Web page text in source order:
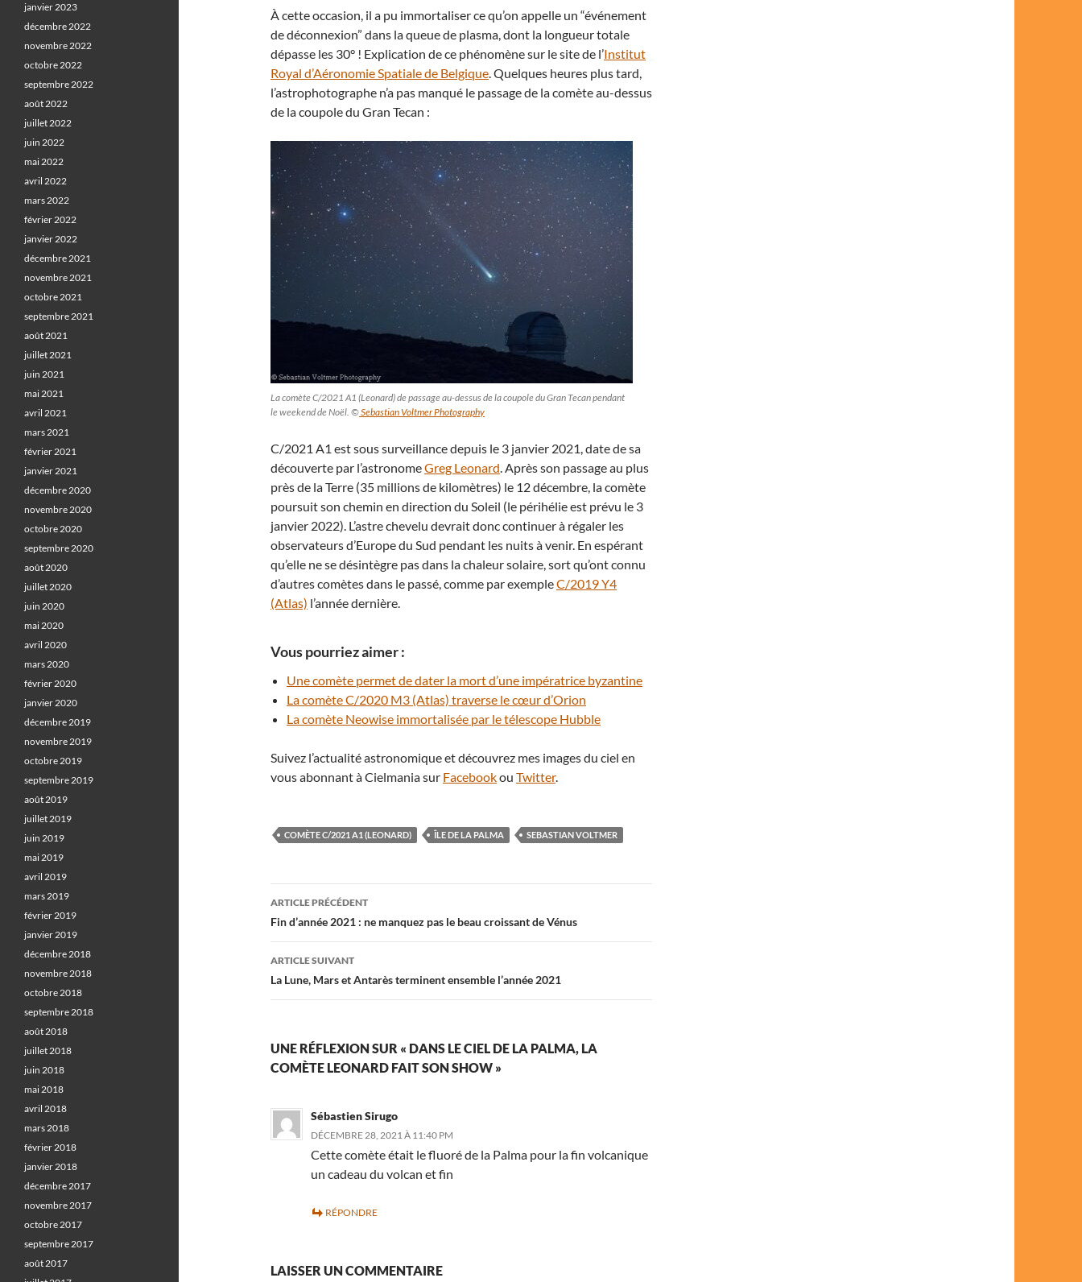
À cette occasion, il a pu immortaliser ce qu’on appelle un “événement
de déconnexion” dans la queue de plasma, dont la longueur totale
dépasse les 30° ! Explication de ce phénomène sur le site de l’Institut
Royal d’Aéronomie Spatiale de Belgique. Quelques heures plus tard,
l’astrophotographe n’a pas manqué le passage de la comète au-dessus
de la coupole du Gran Tecan :
La comète C/2021 A1 (Leonard) de passage au-dessus de la coupole du Gran Tecan pendant
le weekend de Noël. ©Sebastian Voltmer Photography
C/2021 A1 est sous surveillance depuis le 3 janvier 2021, date de sa
découverte par l’astronomeGreg Leonard. Après son passage au plus
près de la Terre (35 millions de kilomètres) le 12 décembre, la comète
poursuit son chemin en direction du Soleil (le périhélie est prévu le 3
janvier 2022). L’astre chevelu devrait donc continuer à régaler les
observateurs d’Europe du Sud pendant les nuits à venir. En espérant
qu’elle ne se désintègre pas dans la chaleur solaire, sort qu’ont connu
d’autres comètes dans le passé, comme par exempleC/2019 Y4
(Atlas) l’année dernière.
Vous pourriez aimer :
Une comète permet de dater la mort d’une impératrice byzantine
La comète C/2020 M3 (Atlas) traverse le cœur d’Orion
La comète Neowise immortalisée par le télescope Hubble
Suivez l’actualité astronomique et découvrez mes images du ciel en
vous abonnant à Cielmania sur Facebookou Twitter.
COMÈTE C/2021 A1 (LEONARD) ÎLE DE LA PALMA SEBASTIAN VOLTMER
Navigation
des
articles
ARTICLE PRÉCÉDENT
Fin d’année 2021 : ne manquez pas le beau croissant de Vénus
ARTICLE SUIVANT
La Lune, Mars et Antarès terminent ensemble l’année 2021
UNE RÉFLEXION SUR « DANS LE CIEL DE LA PALMA, LA
COMÈTE LEONARD FAIT SON SHOW »
Sébastien Sirugo
DÉCEMBRE 28, 2021 À 11:40 PM
Cette comète était le fluoré de la Palma pour la fin volcanique
un cadeau du volcan et fin
RÉPONDRE
LAISSER UN COMMENTAIRE
janvier 2023
décembre 2022
novembre 2022
octobre 2022
septembre 2022
août 2022
juillet 2022
juin 2022
mai 2022
avril 2022
mars 2022
février 2022
janvier 2022
décembre 2021
novembre 2021
octobre 2021
septembre 2021
août 2021
juillet 2021
juin 2021
mai 2021
avril 2021
mars 2021
février 2021
janvier 2021
décembre 2020
novembre 2020
octobre 2020
septembre 2020
août 2020
juillet 2020
juin 2020
mai 2020
avril 2020
mars 2020
février 2020
janvier 2020
décembre 2019
novembre 2019
octobre 2019
septembre 2019
août 2019
juillet 2019
juin 2019
mai 2019
avril 2019
mars 2019
février 2019
janvier 2019
décembre 2018
novembre 2018
octobre 2018
septembre 2018
août 2018
juillet 2018
juin 2018
mai 2018
avril 2018
mars 2018
février 2018
janvier 2018
décembre 2017
novembre 2017
octobre 2017
septembre 2017
août 2017